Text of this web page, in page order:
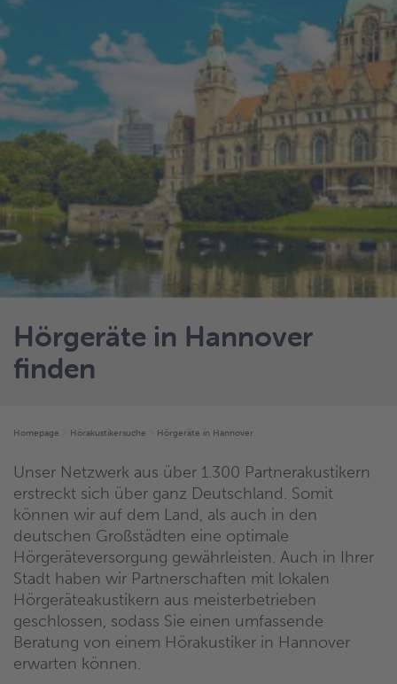
Hörgeräte in Hannover
finden
Homepage Hörakustikersuche Hörgeräte in Hannover
Unser Netzwerk aus über 1.300 Partnerakustikern
erstreckt sich über ganz Deutschland. Somit
können wir auf dem Land, als auch in den
deutschen Großstädten eine optimale
Hörgeräteversorgung gewährleisten. Auch in Ihrer
Stadt haben wir Partnerschaften mit lokalen
Hörgeräteakustikern aus meisterbetrieben
geschlossen, sodass Sie einen umfassende
Beratung von einem Hörakustiker in Hannover
erwarten können.